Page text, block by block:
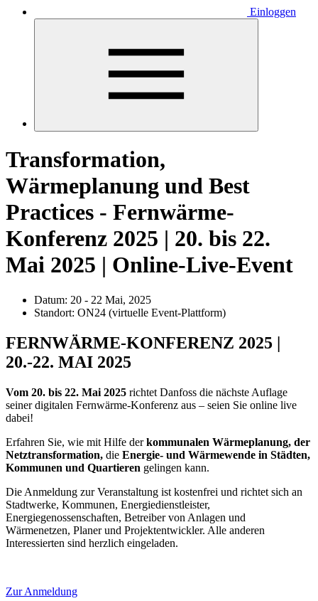
Einloggen
Transformation,
Wärmeplanung und Best
Practices - Fernwärme-
Konferenz 2025 | 20. bis 22.
Mai 2025 | Online-Live-Event
Datum: 20 - 22 Mai, 2025
Standort: ON24 (virtuelle Event-Plattform)
FERNWÄRME-KONFERENZ 2025 |
20.-22. MAI 2025
Vom 20. bis 22. Mai 2025 richtet Danfoss die nächste Auflage
seiner digitalen Fernwärme-Konferenz aus – seien Sie online live
dabei!
Erfahren Sie, wie mit Hilfe derkommunalen Wärmeplanung, der
Netztransformation, die Energie- und Wärmewende in Städten,
Kommunen und Quartieren gelingen kann.
Die Anmeldung zur Veranstaltung ist kostenfrei und richtet sich an
Stadtwerke, Kommunen, Energiedienstleister,
Energiegenossenschaften, Betreiber von Anlagen und
Wärmenetzen, Planer und Projektentwickler. Alle anderen
Interessierten sind herzlich eingeladen.
Zur Anmeldung